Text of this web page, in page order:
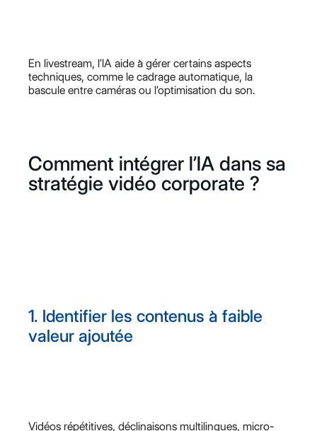
En livestream, l’IA aide à gérer certains aspects
techniques, comme le cadrage automatique, la
bascule entre caméras ou l’optimisation du son.
Comment intégrer l’IA dans sa
stratégie vidéo corporate ?
1. Identifier les contenus à faible
valeur ajoutée
Vidéos répétitives, déclinaisons multilingues, micro-